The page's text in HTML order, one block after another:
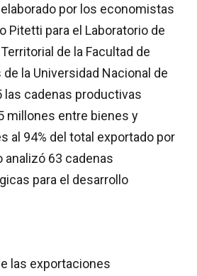
por los economistas
Pitetti para el Laboratorio de
de la Facultad de
la Universidad Nacional de
las cadenas productivas
millones entre bienes y
al 94% del total exportado por
analizó 63 cadenas
para el desarrollo
las exportaciones